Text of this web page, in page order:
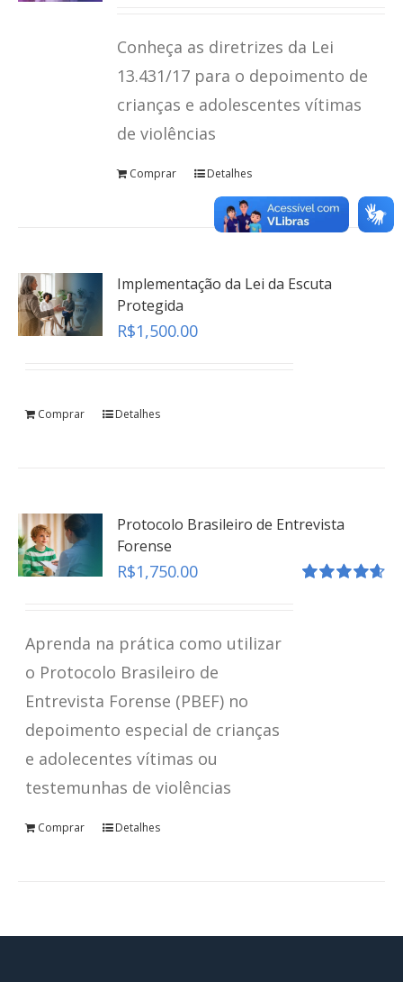
Conheça as diretrizes da Lei
13.431/17 para o depoimento de
crianças e adolescentes vítimas
de violências
Comprar Detalhes
Implementação da Lei da Escuta
Protegida
R$1,500.00
Comprar Detalhes
Protocolo Brasileiro de Entrevista
Forense
R$1,750.00
Aprenda na prática como utilizar
o Protocolo Brasileiro de
Entrevista Forense (PBEF) no
depoimento especial de crianças
e adolecentes vítimas ou
testemunhas de violências
Comprar Detalhes
Protocolo Brasileiro de Entrevista Forense
teste